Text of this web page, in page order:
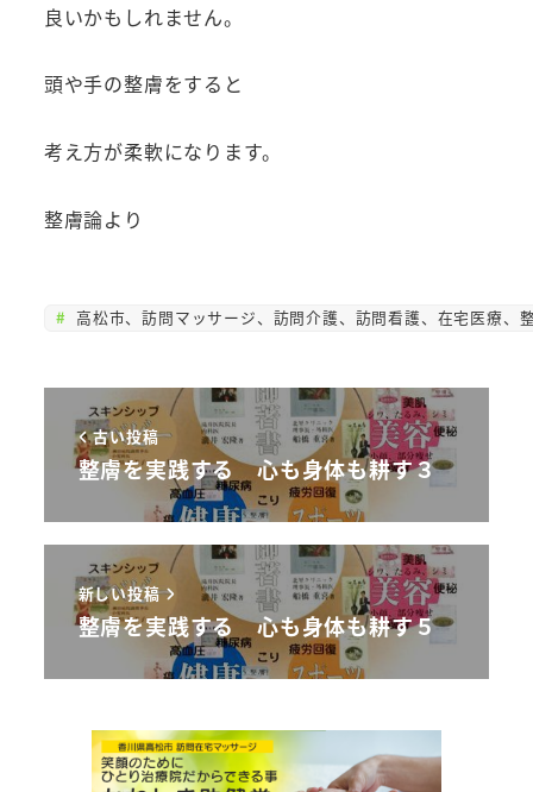
良いかもしれません。
頭や手の整膚をすると
考え方が柔軟になります。
整膚論より
高松市、訪問マッサージ、訪問介護、訪問看護、在宅医療
古い投稿
整膚を実践する 心も身体も耕す３
新しい投稿
整膚を実践する 心も身体も耕す５